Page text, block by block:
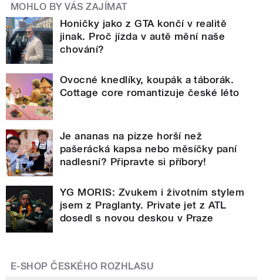
MOHLO BY VÁS ZAJÍMAT
Honičky jako z GTA končí v realitě
jinak. Proč jízda v autě mění naše
chování?
Ovocné knedlíky, koupák a táborák.
Cottage core romantizuje české léto
Je ananas na pizze horší než
pašerácká kapsa nebo měsíčky paní
nadlesní? Připravte si příbory!
YG MORIS: Zvukem i životním stylem
jsem z Praglanty. Private jet z ATL
dosedl s novou deskou v Praze
E-SHOP ČESKÉHO ROZHLASU